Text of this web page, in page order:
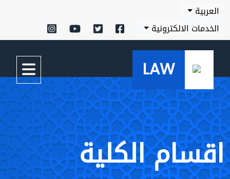
العربية
الخدمات الالكترونية
LAW
اقسام الكلية